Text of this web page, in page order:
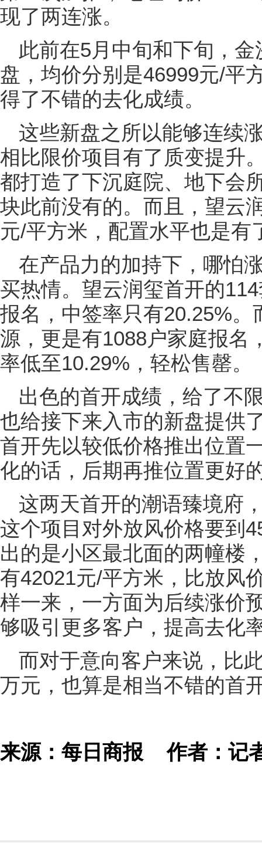
现了两连涨。
此前在5月中旬和下旬，
盘，均价分别是46999元/平
得了不错的去化成绩。
这些新盘之所以能够连续
相比限价项目有了质变提升
都打造了下沉庭院、地下会
块此前没有的。而且，望云
元/平方米，配置水平也是有
在产品力的加持下，哪怕
买热情。望云润玺首开的
报名，中签率只有20.25%
源，更是有1088户家庭报名
率低至10.29%，轻松售罄。
出色的首开成绩，给了不
也给接下来入市的新盘提供
首开先以较低价格推出位置
化的话，后期再推位置更好
这两天首开的潮语臻境府
这个项目对外放风价格要到
出的是小区最北面的两幢楼
有42021元/平方米，比放风
样一来，一方面为后续涨价
够吸引更多客户，提高去化
而对于意向客户来说，比
万元，也算是相当不错的首
来源：每日商报作者：